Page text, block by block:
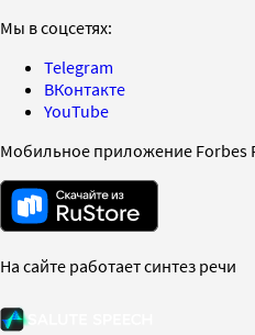
Мы в соцсетях:
Telegram
ВКонтакте
YouTube
Мобильное приложение Forbes
На сайте работает синтез речи